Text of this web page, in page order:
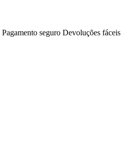
Pagamento seguro Devoluções fáceis